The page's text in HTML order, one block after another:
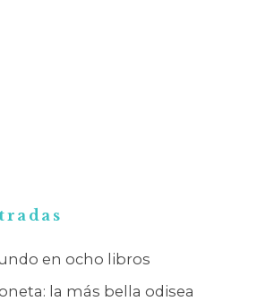
en ocho libros
la más bella odisea